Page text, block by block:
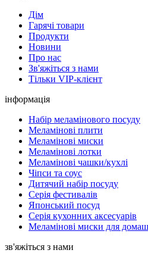
Дім
Гарячі товари
Продукти
Новини
Про нас
Зв'яжіться з нами
Тільки VIP-клієнт
інформація
Набір меламінового посуду
Меламінові плити
Меламінові миски
Меламінові лотки
Меламінові чашки/кухлі
Чіпси та соус
Дитячий набір посуду
Серія фестивалів
Японський посуд
Серія кухонних аксесуарів
Меламінові миски для
зв'яжіться з нами